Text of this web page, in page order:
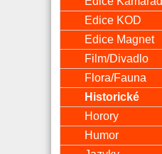
Edice KOD
Edice Magnet
Film/Divadlo
Flora/Fauna
Historické
Horory
Humor